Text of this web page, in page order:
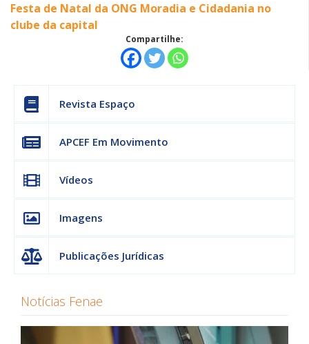
Festa de Natal da ONG Moradia e Cidadania no
clube da capital
Compartilhe:
Revista Espaço
APCEF Em Movimento
Vídeos
Imagens
Publicações Jurídicas
Notícias Fenae